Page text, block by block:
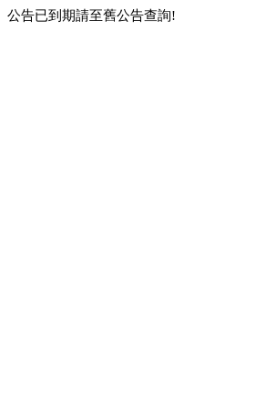
公告已到期請至舊公告查詢!